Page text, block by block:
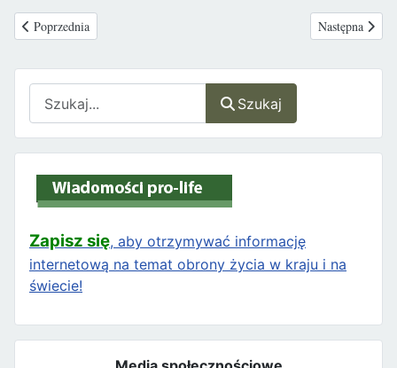
Szukaj
Zapisz się, aby otrzymywać informację
internetową na temat obrony życia w kraju i na
świecie!
Poprzednia strona: Sondaż: Amerykanie twierdzą, że duże firmy nie
Poprzednia Następna
Następna